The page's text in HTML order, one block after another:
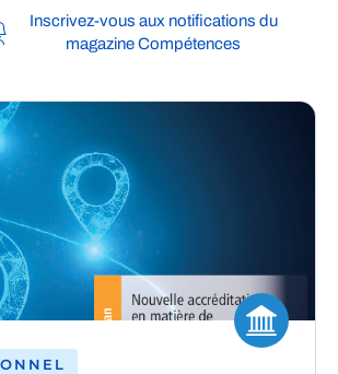
Inscrivez-vous aux notifications du
magazine Compétences